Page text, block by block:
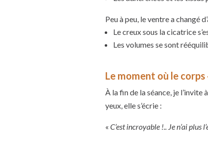
Peu à peu, le ventre a changé
Le creux sous la cicatrice
Les volumes se sont
Le moment où le corps
À la fin de la séance, je
yeux, elle s’écrie :
« C’est incroyable !.. Je n’ai